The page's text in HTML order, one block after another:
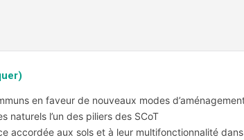
en faveur de nouveaux modes
naturels l’un des piliers des SCoT
accordée aux sols et à leur multifonctionnalité